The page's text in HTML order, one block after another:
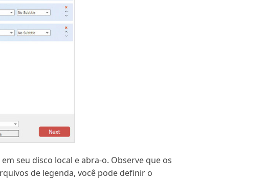
seu disco local e abra-o. Observe que os
de legenda, você pode definir o